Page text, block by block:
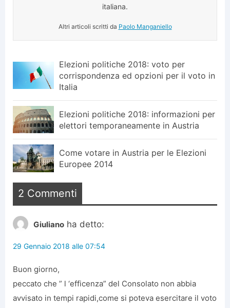
italiana.
Altri articoli scritti da Paolo Manganiello
Elezioni politiche 2018: voto per
corrispondenza ed opzioni per il voto in
Italia
Elezioni politiche 2018: informazioni per
elettori temporaneamente in Austria
Come votare in Austria per le Elezioni
Europee 2014
2 Commenti
Giuliano ha detto:
29 Gennaio 2018 alle 07:54
Buon giorno,
peccato che ” l ‘efficenza” del Consolato non abbia
avvisato in tempi rapidi,come si poteva esercitare il voto